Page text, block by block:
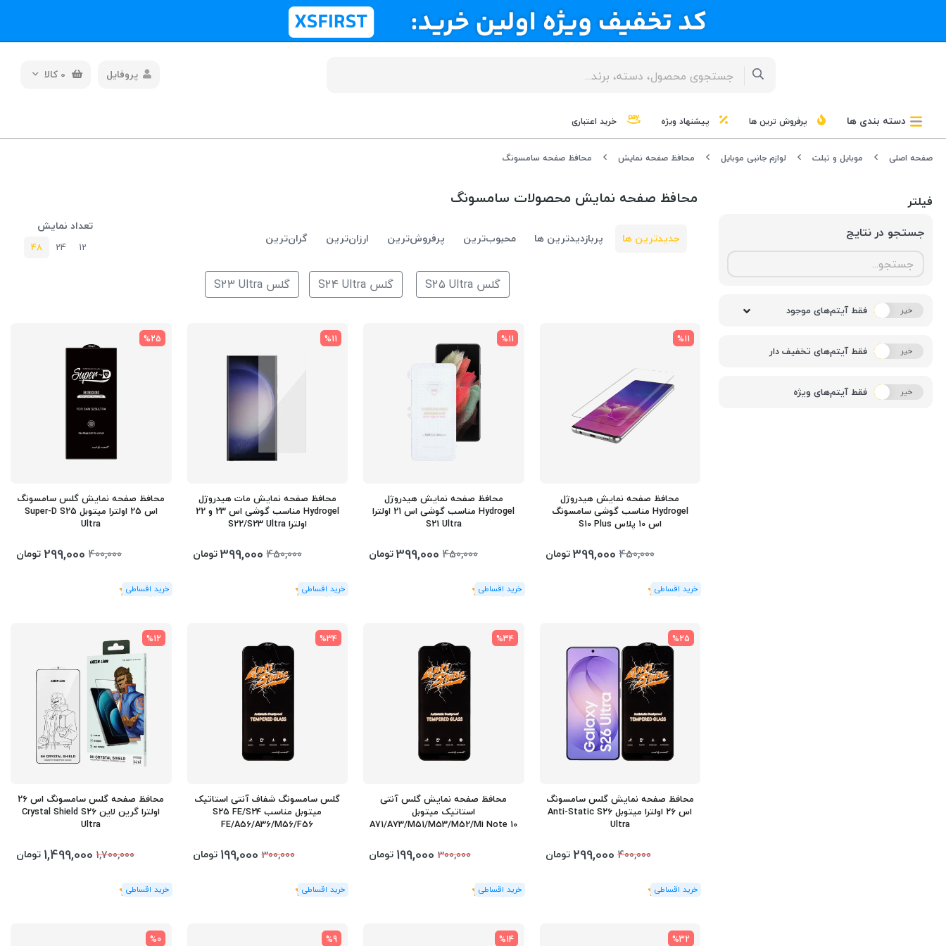
0 کالا پروفایل
دسته بندی ها پرفروش ترین ها پیشنهاد ویژه خرید اعتباری
صفحه اصلی موبایل و تبلت لوازم جانبی موبایل محافظ صفحه نمایش محافظ صفحه سامسونگ
فیلتر
جستجو در نتایج
بله خیر فقط آیتم‌های موجود
بله خیر فقط آیتم‌های تخفیف دار
بله خیر فقط آیتم‌های ویژه
محافظ صفحه نمایش محصولات سامسونگ
جدیدترین ها پربازدیدترین ها محبوب‌‌ترین پرفروش‌ترین ارزان‌ترین گران‌ترین
تعداد نمایش
12
24
48
گلس S25 Ultra گلس S24 Ultra گلس S23 Ultra
%11
محافظ صفحه نمایش هیدروژل
Hydrogel مناسب گوشی سامسونگ
اس 10 پلاس S10 Plus
450,000
399,000تومان
(1رای)
5
%11
محافظ صفحه نمایش هیدروژل
Hydrogel مناسب گوشی اس 21 اولترا
S21 Ultra
450,000
399,000تومان
(1رای)
5
%11
محافظ صفحه نمایش مات هیدروژل
Hydrogel مناسب گوشی اس 23 و 22
اولترا S22/S23 Ultra
450,000
399,000تومان
(1رای)
5
%25
محافظ صفحه نمایش گلس سامسونگ
اس 25 اولترا میتوبل Super-D S25
Ultra
400,000
299,000 تومان
(1رای)
5
%25
محافظ صفحه نمایش گلس سامسونگ
اس 26 اولترا میتوبل Anti-Static S26
Ultra
400,000
299,000 تومان
(1رای)
5
%34
محافظ صفحه نمایش گلس آنتی
استاتیک میتوبل
A71/A73/M51/M53/M52/Mi Note 10
Pro
300,000
199,000 تومان
(1رای)
5
%34
گلس سامسونگ شفاف آنتی استاتیک
میتوبل مناسب S25 FE/S24
FE/A56/A36/M56/F56
300,000
199,000 تومان
(1رای)
5
%12
محافظ صفحه گلس سامسونگ اس 26
اولترا گرین لاین Crystal Shield S26
Ultra
1,700,000
1,499,000 تومان
(1رای)
5
%32
%14
%9
%0